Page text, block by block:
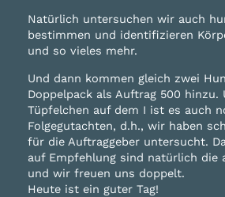
Natürlich untersuchen wir auch
bestimmen und identifizieren
und so vieles mehr.
Und dann kommen gleich zwei
Doppelpack als Auftrag 500 hinzu.
Tüpfelchen auf dem I ist es auch
Folgegutachten, d.h., wir haben
für die Auftraggeber untersucht.
auf Empfehlung sind natürlich die
und wir freuen uns doppelt.
Heute ist ein guter Tag!